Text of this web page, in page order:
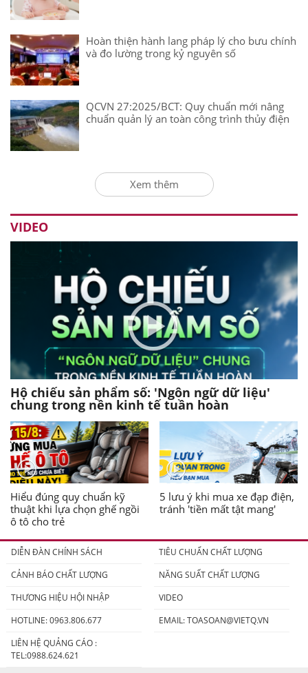
Hoàn thiện hành lang pháp lý cho bưu chính
và đo lường trong kỷ nguyên số
QCVN 27:2025/BCT: Quy chuẩn mới nâng
chuẩn quản lý an toàn công trình thủy điện
Xem thêm
VIDEO
Hộ chiếu sản phẩm số: 'Ngôn ngữ dữ liệu'
chung trong nền kinh tế tuần hoàn
Hiểu đúng quy chuẩn kỹ
thuật khi lựa chọn ghế ngồi
ô tô cho trẻ
5 lưu ý khi mua xe đạp điện,
tránh 'tiền mất tật mang'
DIỄN ĐÀN CHÍNH SÁCH
TIÊU CHUẨN CHẤT LƯỢNG
CẢNH BÁO CHẤT LƯỢNG
NĂNG SUẤT CHẤT LƯỢNG
THƯƠNG HIỆU HỘI NHẬP
VIDEO
HOTLINE: 0963.806.677
EMAIL:TOASOAN@VIETQ.VN
LIÊN HỆ QUẢNG CÁO :
TEL:0988.624.621